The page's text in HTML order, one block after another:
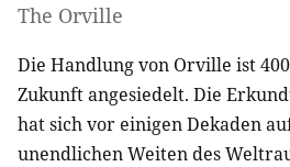
The Orville
Die Handlung von Orville ist
Zukunft angesiedelt. Die
hat sich vor einigen Dekaden
unendlichen Weiten des